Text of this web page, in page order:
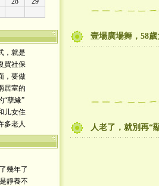
，就是
買社保
，要做
居室的
“孽緣”
儿女住
多老人
幾年了
靜養不
壹場廣場舞，58
人老了，就別再“